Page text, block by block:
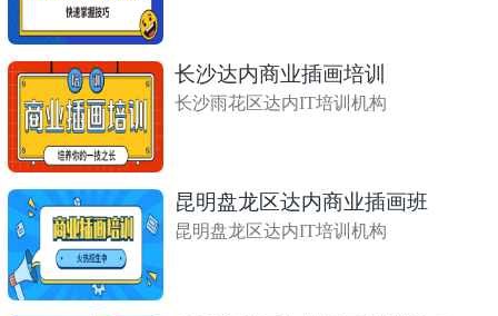
长沙达内商业插画培训
长沙雨花区达内IT培训机构
昆明盘龙区达内商业插画班
昆明盘龙区达内IT培训机构